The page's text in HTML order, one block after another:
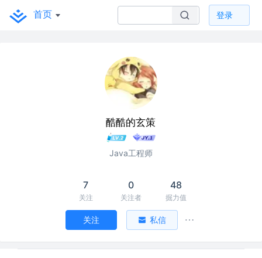
首页 登录
酷酷的玄策
Java工程师
7
关注
0
关注者
48
掘力值
关注 私信